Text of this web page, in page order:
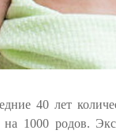
40 лет
на 1000 родов.